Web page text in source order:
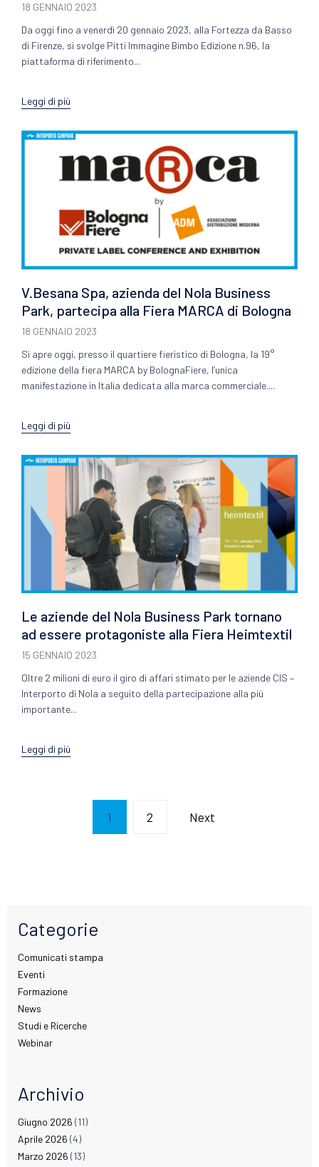
18 GENNAIO 2023
Da oggi fino a venerdì 20 gennaio 2023, alla Fortezza da Basso
di Firenze, si svolge Pitti Immagine Bimbo Edizione n.96, la
piattaforma di riferimento...
Leggi di più
V.Besana Spa, azienda del Nola Business
Park, partecipa alla Fiera MARCA di Bologna
18 GENNAIO 2023
Si apre oggi, presso il quartiere fieristico di Bologna, la 19°
edizione della fiera MARCA by BolognaFiere, l’unica
manifestazione in Italia dedicata alla marca commerciale....
Leggi di più
Le aziende del Nola Business Park tornano
ad essere protagoniste alla Fiera Heimtextil
15 GENNAIO 2023
Oltre 2 milioni di euro il giro di affari stimato per le aziende CIS –
Interporto di Nola a seguito della partecipazione alla più
importante...
Leggi di più
1 2 Next
Categorie
Comunicati stampa
Eventi
Formazione
News
Studi e Ricerche
Webinar
Archivio
Giugno 2026 (11)
Aprile 2026 (4)
Marzo 2026 (13)